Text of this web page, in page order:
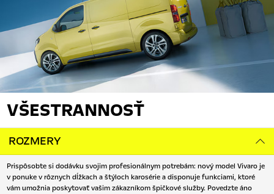
VŠESTRANNOSŤ
ROZMERY
Prispôsobte si dodávku svojim profesionálnym potrebám: nový model Vivaro je
v ponuke v rôznych dĺžkach a štýloch karosérie a disponuje funkciami, ktoré
vám umožnia poskytovať vašim zákazníkom špičkové služby. Povedzte áno